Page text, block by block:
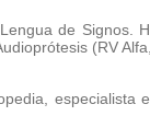
de Signos.
(RV